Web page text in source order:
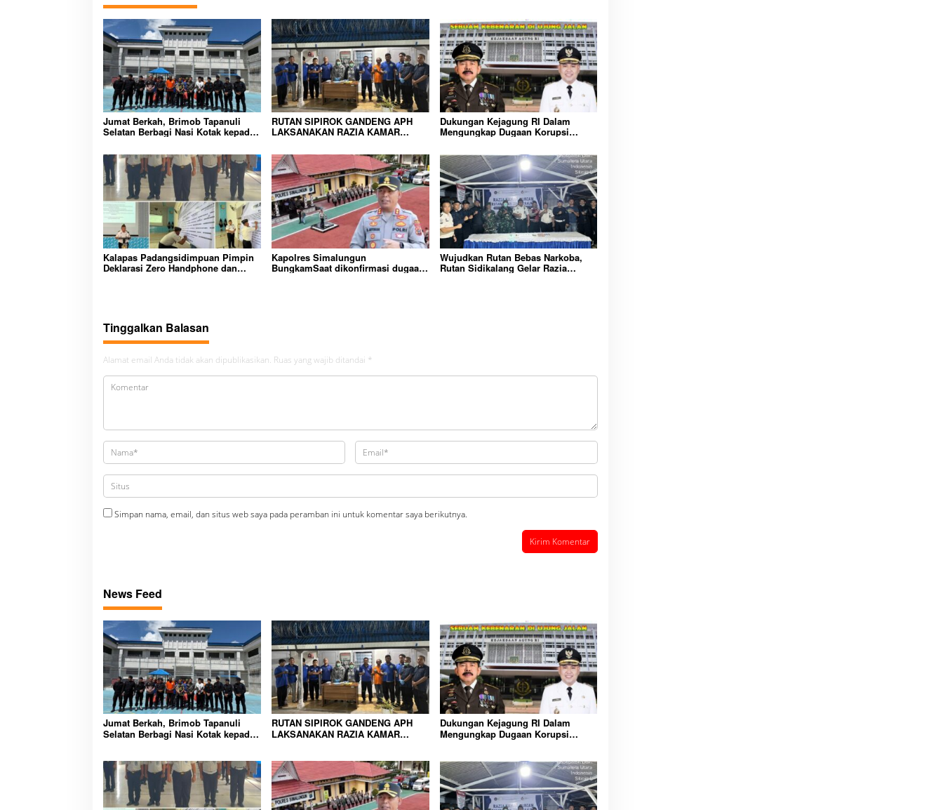
g
a
s
i
p
o
s
Jumat Berkah, Brimob Tapanuli
Selatan Berbagi Nasi Kotak kepada
Sipirok
RUTAN SIPIROK GANDENG APH
LAKSANAKAN RAZIA KAMAR
CIPTAKAN LINGKUNGAN
PEMASYARAKATAN YANG AMAN
Dukungan Kejagung RI Dalam
Mengungkap Dugaan Korupsi
AMPK : Segera Periksa Dan
Tangkap!
Kalapas Padangsidimpuan Pimpin
Deklarasi Zero Handphone dan
Kapolres Simalungun
BungkamSaat dikonfirmasi dugaan
Wujudkan Rutan Bebas Narkoba,
Rutan Sidikalang Gelar Razia
Tinggalkan Balasan
Alamat email Anda tidak akan dipublikasikan. Ruas yang wajib ditandai *
Simpan nama, email, dan situs web saya pada peramban ini untuk komentar saya berikutnya.
News Feed
Jumat Berkah, Brimob Tapanuli
Selatan Berbagi Nasi Kotak kepada
RUTAN SIPIROK GANDENG APH
LAKSANAKAN RAZIA KAMAR
PEMASYARAKATAN YANG AMAN
Dukungan Kejagung RI Dalam
Mengungkap Dugaan Korupsi
Tangkap!